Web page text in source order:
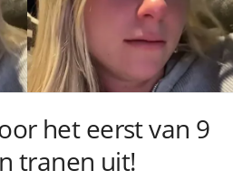
het eerst van 9
tranen uit!